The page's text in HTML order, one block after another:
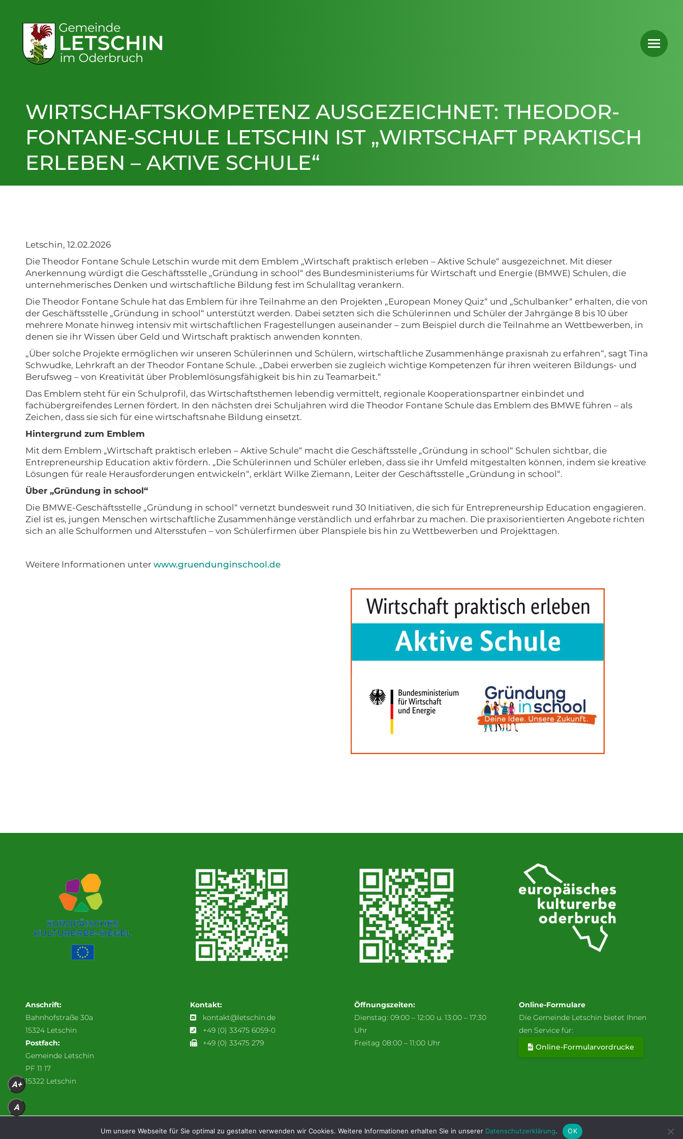
WIRTSCHAFTSKOMPETENZ AUSGEZEICHNET: THEODOR-
FONTANE-SCHULE LETSCHIN IST „WIRTSCHAFT PRAKTISCH
ERLEBEN – AKTIVE SCHULE“
Letschin, 12.02.2026
Die Theodor Fontane Schule Letschin wurde mit dem Emblem „Wirtschaft praktisch erleben – Aktive Schule“ ausgezeichnet. Mit dieser
Anerkennung würdigt die Geschäftsstelle „Gründung in school“ des Bundesministeriums für Wirtschaft und Energie (BMWE) Schulen, die
unternehmerisches Denken und wirtschaftliche Bildung fest im Schulalltag verankern.
Die Theodor Fontane Schule hat das Emblem für ihre Teilnahme an den Projekten „European Money Quiz“ und „Schulbanker“ erhalten, die von
der Geschäftsstelle „Gründung in school“ unterstützt werden. Dabei setzten sich die Schülerinnen und Schüler der Jahrgänge 8 bis 10 über
mehrere Monate hinweg intensiv mit wirtschaftlichen Fragestellungen auseinander – zum Beispiel durch die Teilnahme an Wettbewerben, in
denen sie ihr Wissen über Geld und Wirtschaft praktisch anwenden konnten.
„Über solche Projekte ermöglichen wir unseren Schülerinnen und Schülern, wirtschaftliche Zusammenhänge praxisnah zu erfahren“, sagt Tina
Schwudke, Lehrkraft an der Theodor Fontane Schule. „Dabei erwerben sie zugleich wichtige Kompetenzen für ihren weiteren Bildungs- und
Berufsweg – von Kreativität über Problemlösungsfähigkeit bis hin zu Teamarbeit.“
Das Emblem steht für ein Schulprofil, das Wirtschaftsthemen lebendig vermittelt, regionale Kooperationspartner einbindet und
fachübergreifendes Lernen fördert. In den nächsten drei Schuljahren wird die Theodor Fontane Schule das Emblem des BMWE führen – als
Zeichen, dass sie sich für eine wirtschaftsnahe Bildung einsetzt.
Hintergrund zum Emblem
Mit dem Emblem „Wirtschaft praktisch erleben – Aktive Schule“ macht die Geschäftsstelle „Gründung in school“ Schulen sichtbar, die
Entrepreneurship Education aktiv fördern. „Die Schülerinnen und Schüler erleben, dass sie ihr Umfeld mitgestalten können, indem sie kreative
Lösungen für reale Herausforderungen entwickeln“, erklärt Wilke Ziemann, Leiter der Geschäftsstelle „Gründung in school“.
Über „Gründung in school“
Die BMWE-Geschäftsstelle „Gründung in school“ vernetzt bundesweit rund 30 Initiativen, die sich für Entrepreneurship Education engagieren.
Ziel ist es, jungen Menschen wirtschaftliche Zusammenhänge verständlich und erfahrbar zu machen. Die praxisorientierten Angebote richten
sich an alle Schulformen und Altersstufen – von Schülerfirmen über Planspiele bis hin zu Wettbewerben und Projekttagen.
Weitere Informationen unter www.gruendunginschool.de
Anschrift:
Bahnhofstraße 30a
15324 Letschin
Postfach:
Gemeinde Letschin
PF 11 17
15322 Letschin
Kontakt:
kontakt@letschin.de
+49 (0) 33475 6059-0
+49 (0) 33475 279
Öffnungszeiten:
Dienstag: 09:00 – 12:00 u. 13:00 – 17:30
Uhr
Freitag 08:00 – 11:00 Uhr
Online-Formulare
Die Gemeinde Letschin bietet Ihnen
den Service für:
Online-Formularvordrucke
Webcam: Stadt & Wetter Verkehrsverbindungen Kontakt Datenschutzerklärung
A+
A
Um unsere Webseite für Sie optimal zu gestalten verwenden wir Cookies. Weitere Informationen erhalten Sie in unserer Datenschutzerklärung. OK